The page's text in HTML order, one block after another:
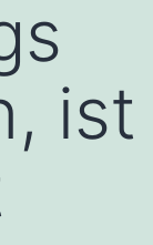
ist